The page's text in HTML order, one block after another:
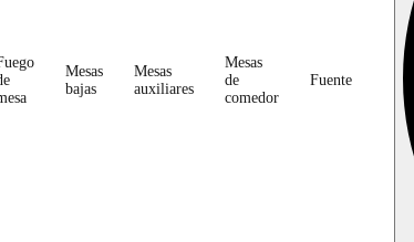
Mesas
bajas
Mesas
auxiliares
Mesas
de
comedor
Fuente